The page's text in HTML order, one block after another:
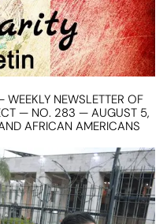
NEWSLETTER OF
— NO. 283 — AUGUST 5,
AFRICAN AMERICANS